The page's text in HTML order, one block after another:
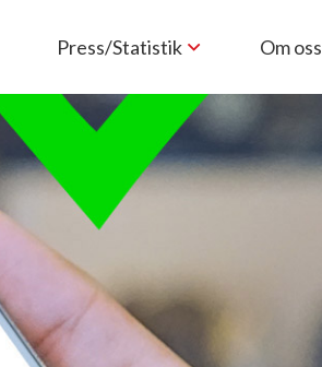
Press/Statistik Om oss